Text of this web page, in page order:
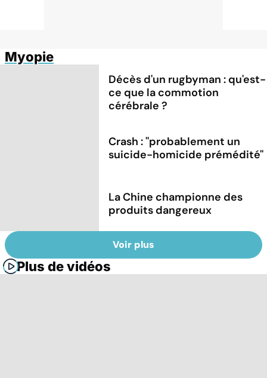
Myopie
Décès d'un rugbyman : qu'est-
ce que la commotion
cérébrale ?
Crash : ''probablement un
suicide-homicide prémédité''
La Chine championne des
produits dangereux
Voir plus
Plus de vidéos